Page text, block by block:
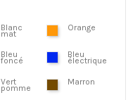
Blanc
mat
Orange
Bleu
foncé
Bleu
électrique
Vert
pomme
Marron